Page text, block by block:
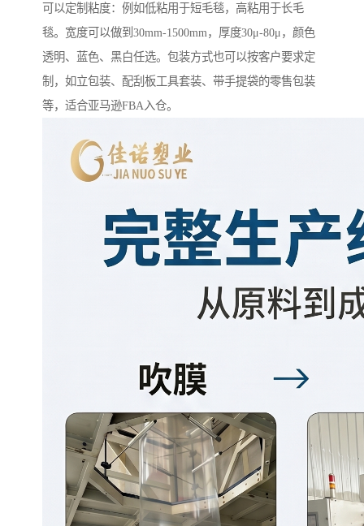
可以定制粘度：例如低粘用于短毛毯，高粘用于长毛
毯。宽度可以做到30mm-1500mm，厚度30μ-80μ，颜色
透明、蓝色、黑白任选。包装方式也可以按客户要求定
制，如立包装、配刮板工具套装、带手提袋的零售包装
等，适合亚马逊FBA入仓。